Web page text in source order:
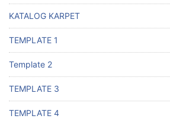
KATALOG KARPET
TEMPLATE 1
Template 2
TEMPLATE 3
TEMPLATE 4